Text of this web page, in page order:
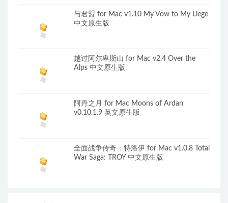
与君盟 for Mac v1.10 My Vow to My Liege
中文原生版
越过阿尔卑斯山 for Mac v2.4 Over the
Alps 中文原生版
阿丹之月 for Mac Moons of Ardan
v0.10.1.9 英文原生版
全面战争传奇：特洛伊 for Mac v1.0.8 Total
War Saga: TROY 中文原生版